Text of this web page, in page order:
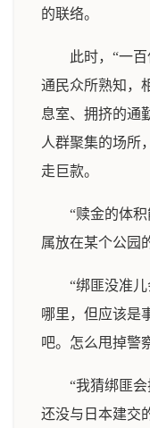
的联络。
此时，“一
通民众所熟知，
息室、拥挤的通
人群聚集的场所
走巨款。
“赎金的体
属放在某个公园
“绑匪没准
哪里，但应该是
吧。怎么甩掉
“我猜绑匪
还没与日本建交